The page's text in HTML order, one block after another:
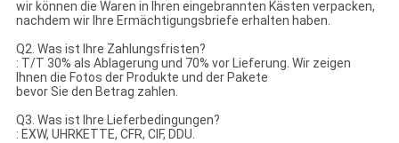
wir können die Waren in Ihren eingebrannten Kästen verpacken,
nachdem wir Ihre Ermächtigungsbriefe erhalten haben.
Q2. Was ist Ihre Zahlungsfristen?
: T/T 30% als Ablagerung und 70% vor Lieferung. Wir zeigen
Ihnen die Fotos der Produkte und der Pakete
bevor Sie den Betrag zahlen.
Q3. Was ist Ihre Lieferbedingungen?
: EXW, UHRKETTE, CFR, CIF, DDU.